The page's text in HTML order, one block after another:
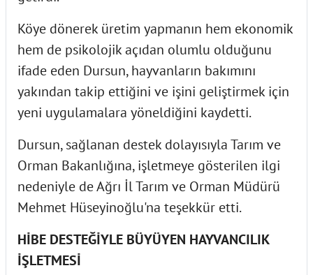
Köye dönerek üretim yapmanın hem ekonomik
hem de psikolojik açıdan olumlu olduğunu
ifade eden Dursun, hayvanların bakımını
yakından takip ettiğini ve işini geliştirmek için
yeni uygulamalara yöneldiğini kaydetti.
Dursun, sağlanan destek dolayısıyla Tarım ve
Orman Bakanlığına, işletmeye gösterilen ilgi
nedeniyle de Ağrı İl Tarım ve Orman Müdürü
Mehmet Hüseyinoğlu'na teşekkür etti.
HİBE DESTEĞİYLE BÜYÜYEN HAYVANCILIK
İŞLETMESİ